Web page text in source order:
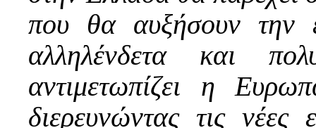
που θα αυξήσουν την
αλληλένδετα και
αντιμετωπίζει η
διερευνώντας τις νέες